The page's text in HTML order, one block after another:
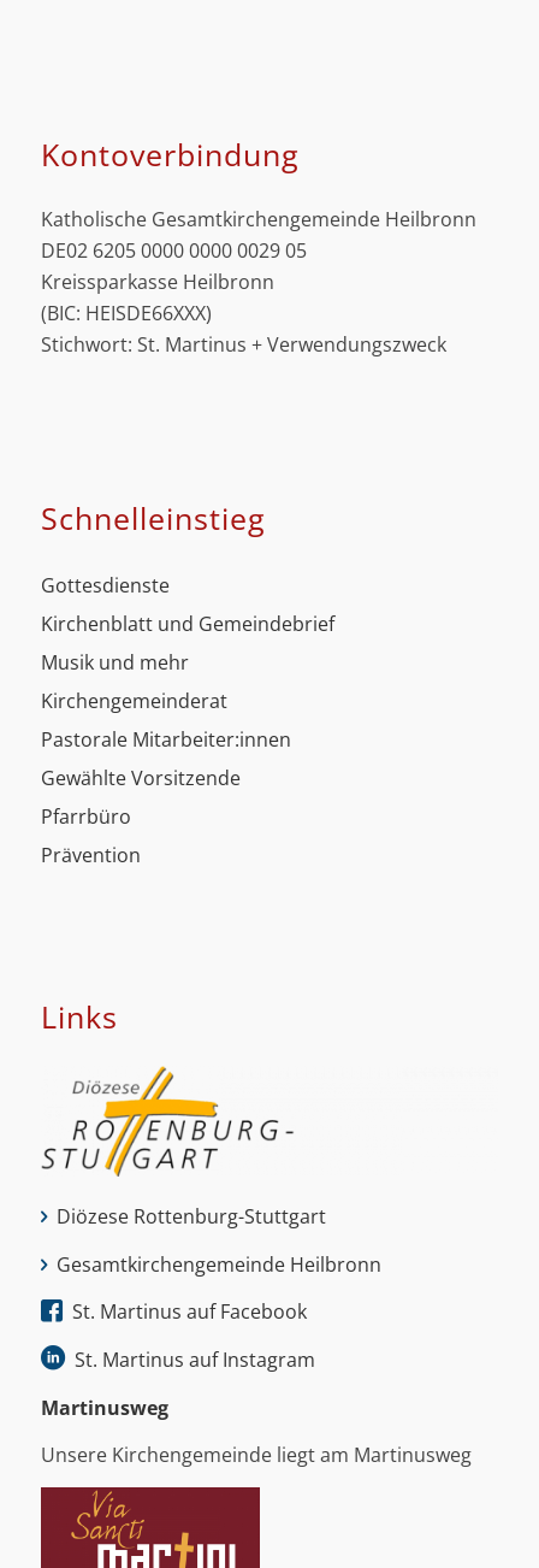
Kontoverbindung
Katholische Gesamtkirchengemeinde Heilbronn
DE02 6205 0000 0000 0029 05
Kreissparkasse Heilbronn
(BIC: HEISDE66XXX)
Stichwort: St. Martinus + Verwendungszweck
Schnell­einstieg
Gottesdienste
Kirchenblatt und Gemeindebrief
Musik und mehr
Kirchengemeinderat
Pastorale Mitarbeiter:innen
Gewählte Vorsitzende
Pfarrbüro
Prävention
Links
Diözese Rottenburg-Stuttgart
Gesamtkirchengemeinde Heilbronn
St. Martinus auf Facebook
St. Martinus auf Instagram
Martinus­weg
Unsere Kirchengemeinde liegt am Martinusweg